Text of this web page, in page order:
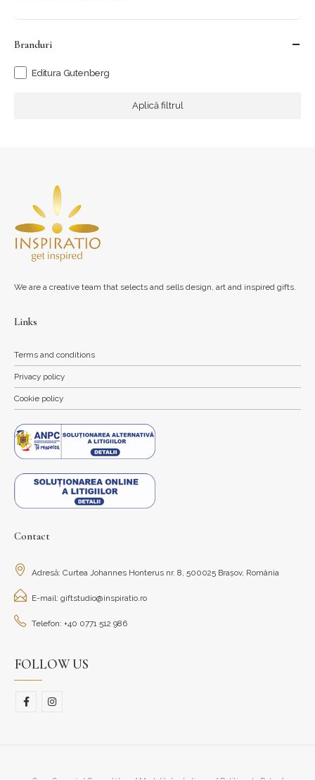
Branduri
Editura Gutenberg
Aplică filtrul
We are a creative team that selects and sells design, art and inspired gifts.
Links
Terms and conditions
Privacy policy
Cookie policy
Contact
Adresă: Curtea Johannes Honterus nr. 8, 500025 Brașov, România
E-mail: giftstudio@inspiratio.ro
Telefon: +40 0771 512 986
FOLLOW US